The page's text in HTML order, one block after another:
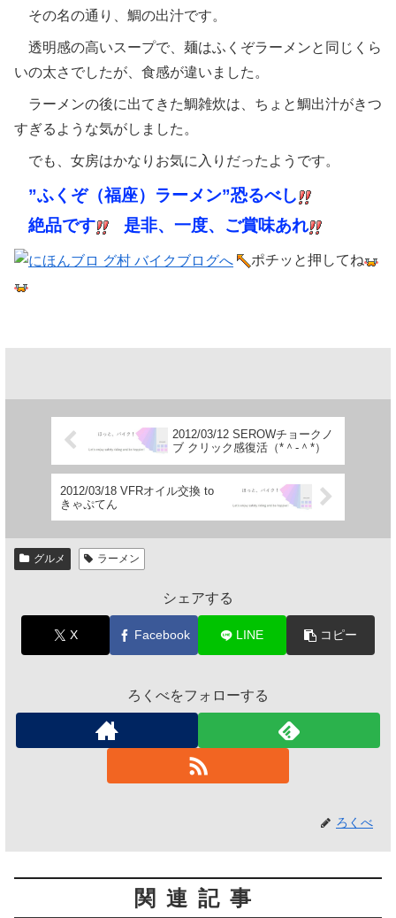
その名の通り、鯛の出汁です。
透明感の高いスープで、麺はふくぞラーメンと同じくら
いの太さでしたが、食感が違いました。
ラーメンの後に出てきた鯛雑炊は、ちょと鯛出汁がきつ
すぎるような気がしました。
でも、女房はかなりお気に入りだったようです。
”ふくぞ（福座）ラーメン”恐るべし
絶品です
是非、一度、ご賞味あれ
ポチッと押してね
2012/03/12 SEROWチョークノ
ブ クリック感復活（*＾-＾*）
2012/03/18 VFRオイル交換 to
きゃぷてん
グルメ ラーメン
シェアする
X Facebook LINE コピー
ろくべをフォローする
ろくべ
関連記事